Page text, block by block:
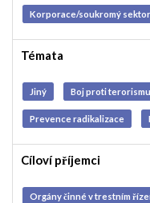
Korporace/soukromý sektor
Témata
Jiný Boj proti terorismu
Prevence radikalizace
Cíloví příjemci
Orgány činné v trestním